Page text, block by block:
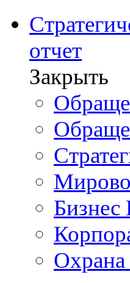
отчет
Закрыть